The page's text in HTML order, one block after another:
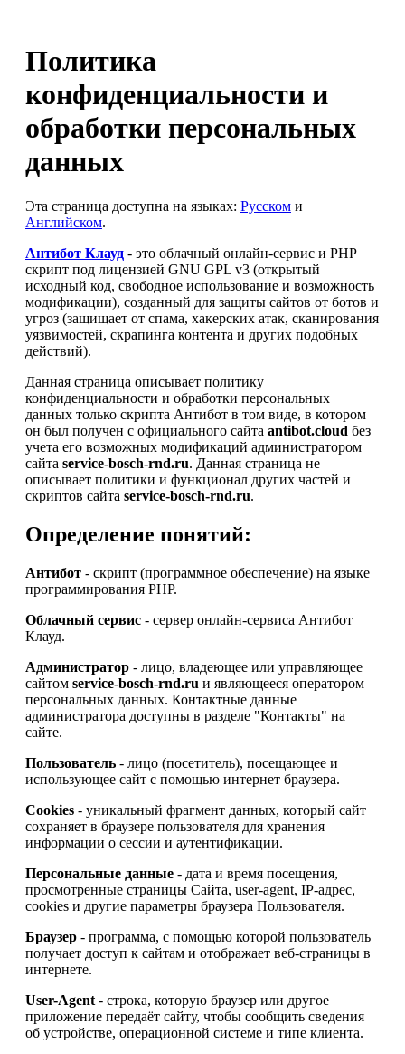
Политика
конфиденциальности и
обработки персональных
данных
Эта страница доступна на языках: Русском и
Английском.
Антибот Клауд - это облачный онлайн-сервис и PHP
скрипт под лицензией GNU GPL v3 (открытый
исходный код, свободное использование и возможность
модификации), созданный для защиты сайтов от ботов и
угроз (защищает от спама, хакерских атак, сканирования
уязвимостей, скрапинга контента и других подобных
действий).
Данная страница описывает политику
конфиденциальности и обработки персональных
данных только скрипта Антибот в том виде, в котором
он был получен с официального сайта antibot.cloud без
учета его возможных модификаций администратором
сайта service-bosch-rnd.ru. Данная страница не
описывает политики и функционал других частей и
скриптов сайта service-bosch-rnd.ru.
Определение понятий:
Антибот - скрипт (программное обеспечение) на языке
программирования PHP.
Облачный сервис - сервер онлайн-сервиса Антибот
Клауд.
Администратор - лицо, владеющее или управляющее
сайтом service-bosch-rnd.ru и являющееся оператором
персональных данных. Контактные данные
администратора доступны в разделе "Контакты" на
сайте.
Пользователь - лицо (посетитель), посещающее и
использующее сайт с помощью интернет браузера.
Cookies - уникальный фрагмент данных, который сайт
сохраняет в браузере пользователя для хранения
информации о сессии и аутентификации.
Персональные данные - дата и время посещения,
просмотренные страницы Сайта, user-agent, IP-адрес,
cookies и другие параметры браузера Пользователя.
Браузер - программа, с помощью которой пользователь
получает доступ к сайтам и отображает веб-страницы в
интернете.
User-Agent - строка, которую браузер или другое
приложение передаёт сайту, чтобы сообщить сведения
об устройстве, операционной системе и типе клиента.